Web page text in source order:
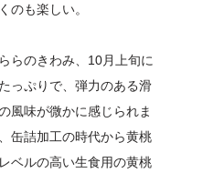
のも楽しい。
らのきわみ、10月上旬に
っぷりで、弾力のある滑
風味が微かに感じられま
缶詰加工の時代から黄桃
ベルの高い生食用の黄桃